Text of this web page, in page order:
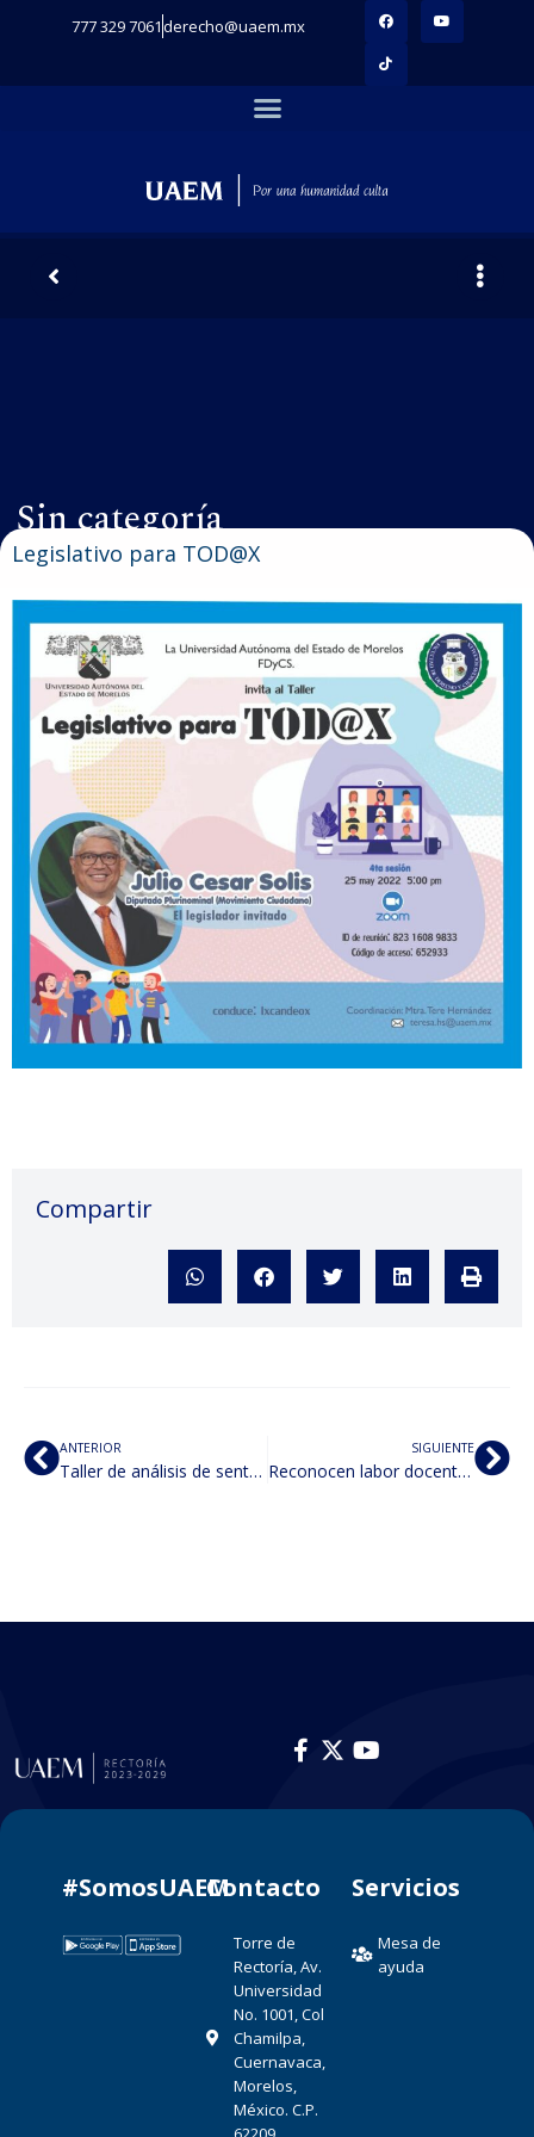
777 329 7061derecho@uaem.mx
Sin categoría
Legislativo para TOD@X
Compartir
ANTERIOR
Taller de análisis de sentencias
SIGUIENTE
Reconocen labor docente en el Congreso de Morelos
#SomosUAEMContacto​
Torre de
Rectoría, Av.
Universidad
No. 1001, Col
Chamilpa,
Cuernavaca,
Morelos,
México. C.P.
Servicios
Mesa de
ayuda